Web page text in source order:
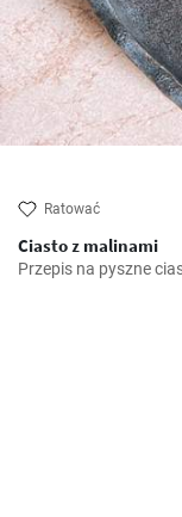
Ratować
Ciasto z malinami
Przepis na pyszne